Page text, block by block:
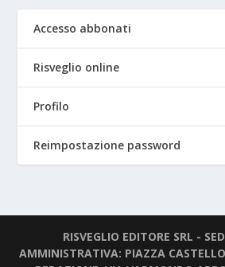
Accesso abbonati
Risveglio online
Profilo
Reimpostazione password
RISVEGLIO EDITORE SRL -
AMMINISTRATIVA: PIAZZA